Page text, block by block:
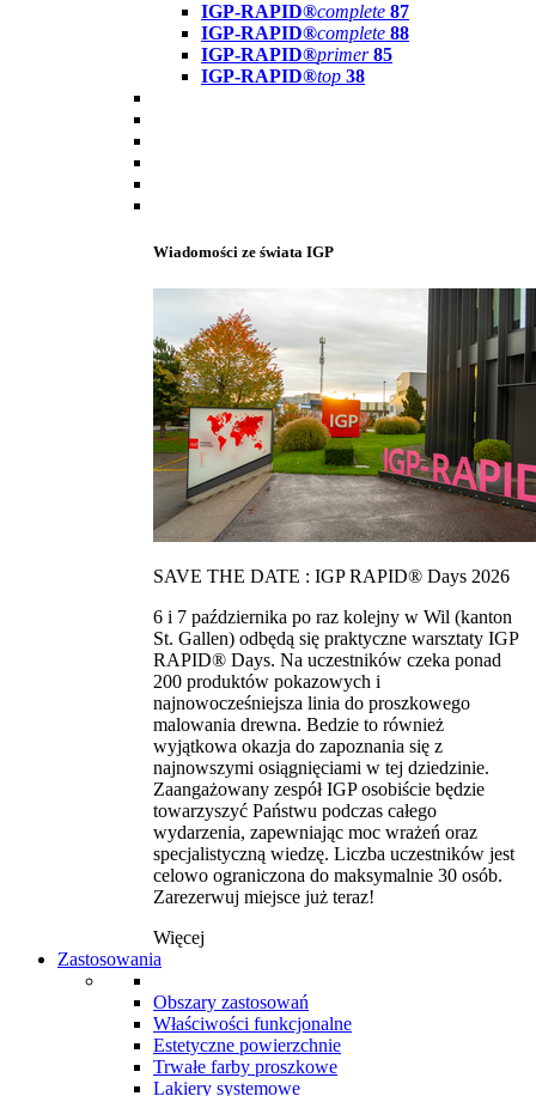
IGP-RAPID®complete 87
IGP-RAPID®complete 88
IGP-RAPID®primer 85
IGP-RAPID®top 38
Wiadomości ze świata IGP
SAVE THE DATE : IGP RAPID® Days 2026
6 i 7 października po raz kolejny w Wil (kanton
St. Gallen) odbędą się praktyczne warsztaty IGP
RAPID® Days. Na uczestników czeka ponad
200 produktów pokazowych i
najnowocześniejsza linia do proszkowego
malowania drewna. Bedzie to również
wyjątkowa okazja do zapoznania się z
najnowszymi osiągnięciami w tej dziedzinie.
Zaangażowany zespół IGP osobiście będzie
towarzyszyć Państwu podczas całego
wydarzenia, zapewniając moc wrażeń oraz
specjalistyczną wiedzę. Liczba uczestników jest
celowo ograniczona do maksymalnie 30 osób.
Zarezerwuj miejsce już teraz!
Więcej
Zastosowania
Obszary zastosowań
Właściwości funkcjonalne
Estetyczne powierzchnie
Trwałe farby proszkowe
Lakiery systemowe